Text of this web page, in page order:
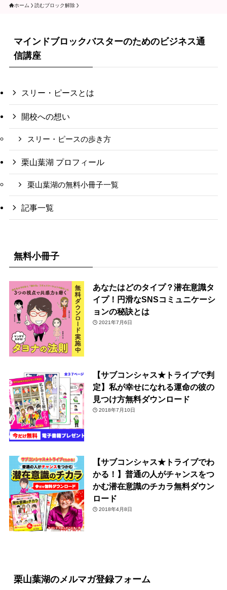
ホーム 読むブロック解除
マインドブロックバスターのためのビジネス通
信講座
スリー・ピースとは
開校への想い
スリー・ピースの歩き方
栗山葉湖 プロフィール
栗山葉湖の無料小冊子一覧
記事一覧
無料小冊子
あなたはどのタイプ？潜在意識タ
イプ！円滑なSNSコミュニケーシ
ョンの秘訣とは
2021年7月6日
【サブコンシャス★トライブで判
定】私が幸せになれる運命の彼の
見つけ方無料ダウンロード
2018年7月10日
【サブコンシャス★トライブでわ
かる！】普通の人がチャンスをつ
かむ潜在意識のチカラ無料ダウン
ロード
2018年4月8日
栗山葉湖のメルマガ登録フォーム